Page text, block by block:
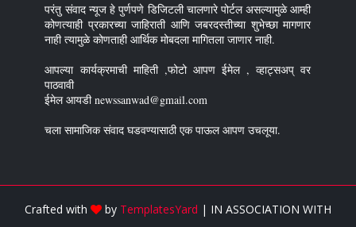
परंतु संवाद न्यूज हे पुर्णपणे डिजिटली चालणारे पोर्टल असल्यामुळे आम्ही
कोणत्याही प्रकारच्या जाहिराती आणि जबरदस्तीच्या शुभेच्छा मागणार
नाही त्यामुळे कोणताही आर्थिक मोबदला मागितला जाणार नाही.
आपल्या कार्यक्रमाची माहिती ,फोटो आपण ईमेल , व्हाट्सअप् वर
पाठवावी
ईमेल आयडी newssanwad@gmail.com
चला सामाजिक संवाद घडवण्यासाठी एक पाऊल आपण उचलूया.
Crafted with by TemplatesYard | IN ASSOCIATION WITH